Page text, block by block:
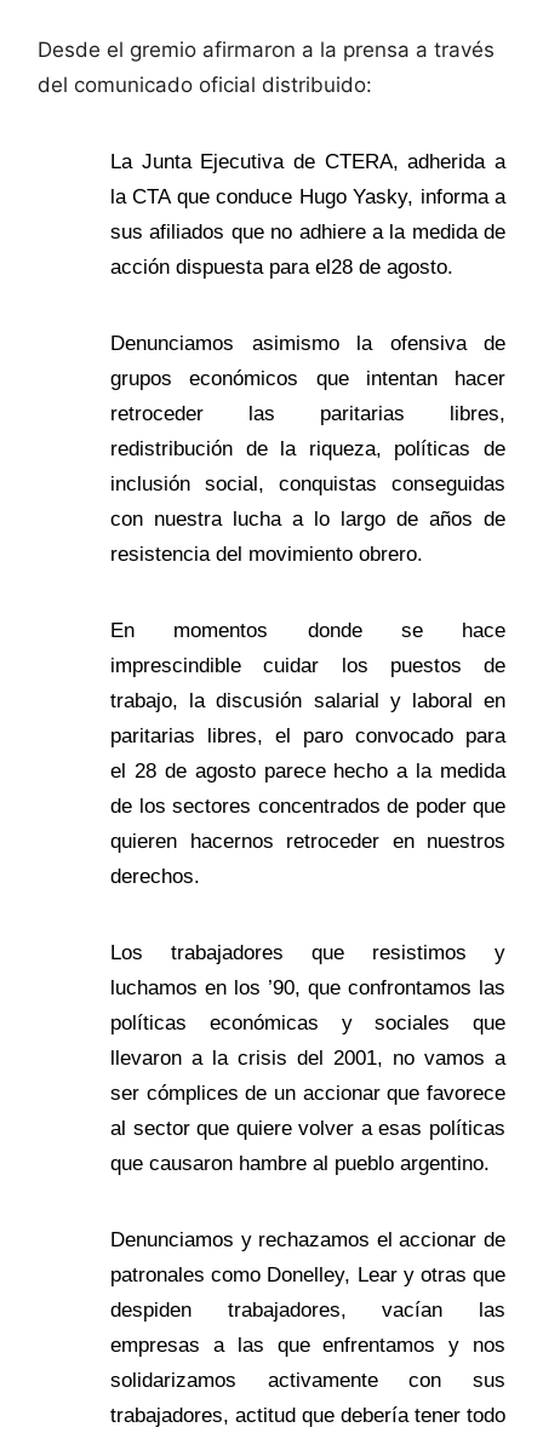
Desde el gremio afirmaron a la prensa a través
del comunicado oficial distribuido:
La Junta Ejecutiva de CTERA, adherida a
la CTA que conduce Hugo Yasky, informa a
sus afiliados que no adhiere a la medida de
acción dispuesta para el28 de agosto.
Denunciamos asimismo la ofensiva de
grupos económicos que intentan hacer
retroceder las paritarias libres,
redistribución de la riqueza, políticas de
inclusión social, conquistas conseguidas
con nuestra lucha a lo largo de años de
resistencia del movimiento obrero.
En momentos donde se hace
imprescindible cuidar los puestos de
trabajo, la discusión salarial y laboral en
paritarias libres, el paro convocado para
el 28 de agosto parece hecho a la medida
de los sectores concentrados de poder que
quieren hacernos retroceder en nuestros
derechos.
Los trabajadores que resistimos y
luchamos en los ’90, que confrontamos las
políticas económicas y sociales que
llevaron a la crisis del 2001, no vamos a
ser cómplices de un accionar que favorece
al sector que quiere volver a esas políticas
que causaron hambre al pueblo argentino.
Denunciamos y rechazamos el accionar de
patronales como Donelley, Lear y otras que
despiden trabajadores, vacían las
empresas a las que enfrentamos y nos
solidarizamos activamente con sus
trabajadores, actitud que debería tener todo